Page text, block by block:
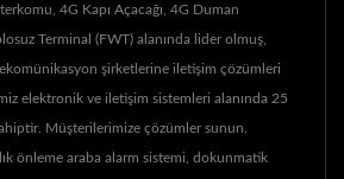
4G Kapı Açacağı, 4G Duman
Terminal (FWT) alanında lider olmuş,
şirketlerine iletişim çözümleri
elektronik ve iletişim sistemleri alanında 25
Müşterilerimize çözümler sunun.
önleme araba alarm sistemi, dokunmatik